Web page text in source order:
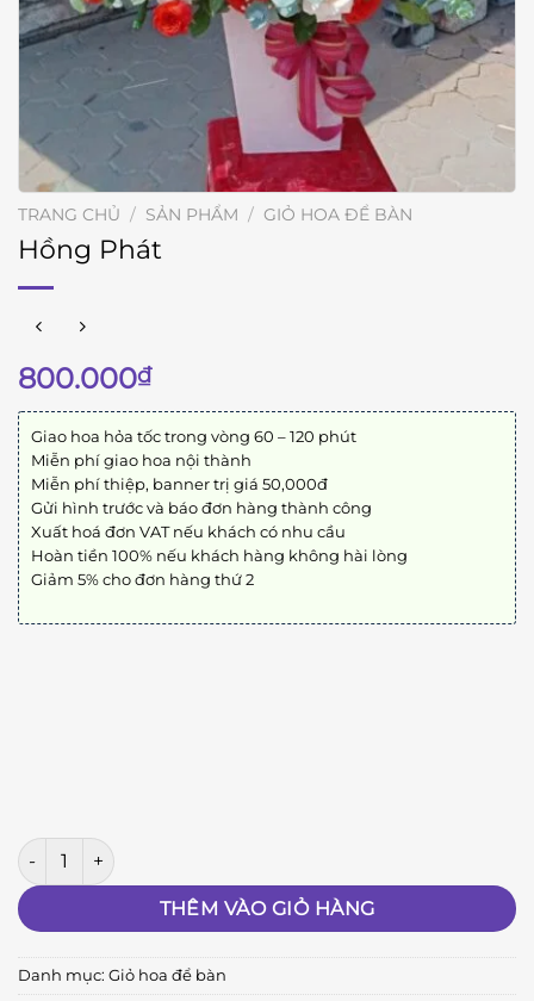
TRANG CHỦ / SẢN PHẨM / GIỎ HOA ĐỂ BÀN
Hồng Phát
800.000₫
Giao hoa hỏa tốc trong vòng 60 – 120 phút
Miễn phí giao hoa nội thành
Miễn phí thiệp, banner trị giá 50,000đ
Gửi hình trước và báo đơn hàng thành công
Xuất hoá đơn VAT nếu khách có nhu cầu
Hoàn tiền 100% nếu khách hàng không hài lòng
Giảm 5% cho đơn hàng thứ 2
Hồng Phát số lượng
THÊM VÀO GIỎ HÀNG
Danh mục: Giỏ hoa để bàn